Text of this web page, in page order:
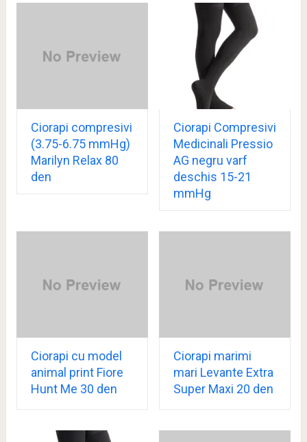
Ciorapi compresivi
(3.75-6.75 mmHg)
Marilyn Relax 80
den
Ciorapi Compresivi
Medicinali Pressio
AG negru varf
deschis 15-21
mmHg
Ciorapi cu model
animal print Fiore
Hunt Me 30 den
Ciorapi marimi
mari Levante Extra
Super Maxi 20 den